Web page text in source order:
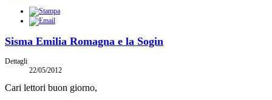
Sisma Emilia Romagna e la Sogin
Dettagli
22/05/2012
Cari lettori buon giorno,